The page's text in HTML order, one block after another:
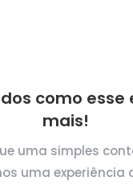
como esse
mais!
uma simples
uma experiência